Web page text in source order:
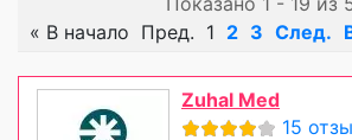
« В начало Пред. 1 2 3 След.
Zuhal Med
15